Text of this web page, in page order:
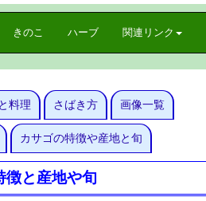
きのこ ハーブ 関連リンク
料理 さばき方 画像一覧
カサゴの特徴や産地と旬
徴と産地や旬